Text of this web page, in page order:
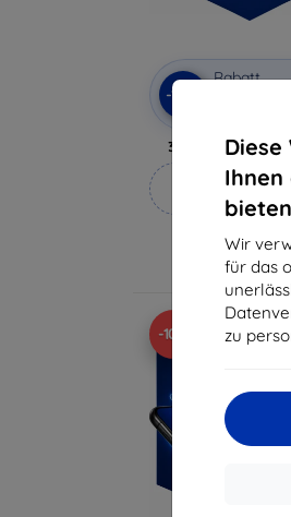
Wir
für das
zu
-10%
Rabatt
3mk Privacy
hergestellt
20,90 €
18,80 €
Auf Lager 3
-10%